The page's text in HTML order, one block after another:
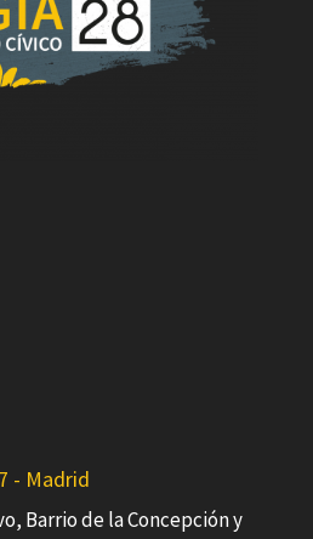
- Madrid
Barrio de la Concepción y